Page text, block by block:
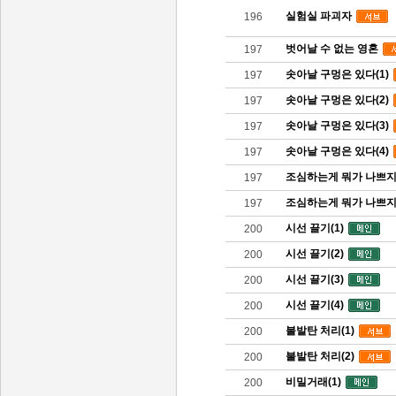
196 실험실 파괴자
197 벗어날 수 없는 영혼
197 솟아날 구멍은 있다(1)
197 솟아날 구멍은 있다(2)
197 솟아날 구멍은 있다(3)
197 솟아날 구멍은 있다(4)
197 조심하는게 뭐가 나쁘
197 조심하는게 뭐가 나쁘
200 시선 끌기(1)
200 시선 끌기(2)
200 시선 끌기(3)
200 시선 끌기(4)
200 불발탄 처리(1)
200 불발탄 처리(2)
200 비밀거래(1)